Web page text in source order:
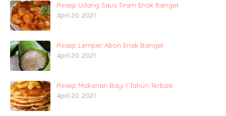
Resep Udang Saus Tiram Enak Banget
April 20, 2021
Resep Lemper Abon Enak Banget
April 20, 2021
Resep Makanan Bayi 1 Tahun Terbaik
April 20, 2021